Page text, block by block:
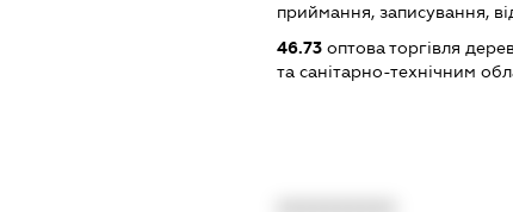
приймання, записування,
46.73 оптова торгівля
та санітарно-технічним